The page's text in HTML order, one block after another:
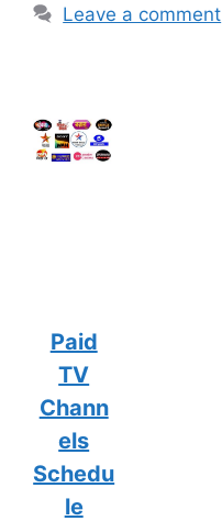
Leave a comment
Paid
TV
Chann
els
Schedu
le